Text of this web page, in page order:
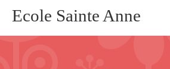
Ecole Sainte Anne